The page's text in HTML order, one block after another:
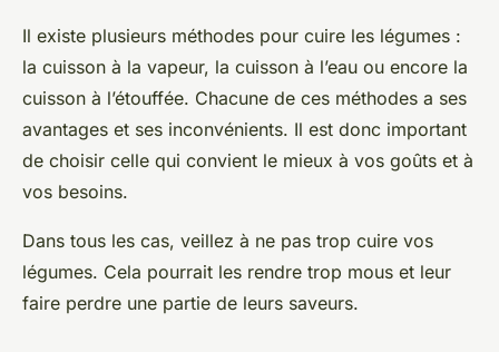
Il existe plusieurs méthodes pour cuire les légumes :
la cuisson à la vapeur, la cuisson à l’eau ou encore la
cuisson à l’étouffée. Chacune de ces méthodes a ses
avantages et ses inconvénients. Il est donc important
de choisir celle qui convient le mieux à vos goûts et à
vos besoins.
Dans tous les cas, veillez à ne pas trop cuire vos
légumes. Cela pourrait les rendre trop mous et leur
faire perdre une partie de leurs saveurs.